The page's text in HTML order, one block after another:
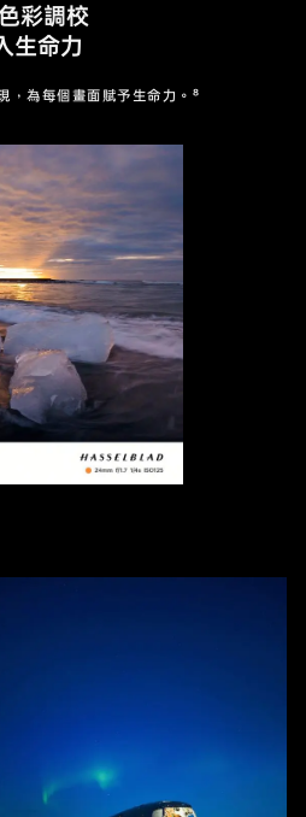
彩調校
生命力
，為每個畫面賦予生命力。⁸